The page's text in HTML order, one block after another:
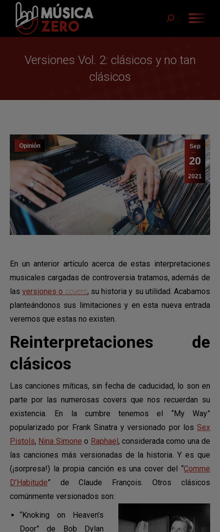
Buscar:
Versiones Vol. 2: clásicos y no tan
clásicos
Sep
20
2021
Opinión
En un anterior artículo acerca de estas interpretaciones
musicales cargadas de controversia tratamos, además de
lasversiones o covers, su historia y su utilidad. Acabamos
planteándonos sus limitaciones y en esta nueva entrada
veremos que estas no existen.
Reinterpretaciones de
clásicos
Las canciones míticas, sin fecha de caducidad, lo son en
parte por las numerosas covers que nos recuerdan su
existencia. En la cumbre tenemos el “My Way”
popularizado por Frank Sinatra y versionado por los Sex
Pistols, Nina Simone o Raphael, considerada como una de
las canciones más versionadas de la historia. Y es que
(¡sorpresa!) la propia canción es una cover del “Comme
D’Habitude” de Claude François. Otros clásicos
comúnmente versionados son:
“Knoking on Heaven’s
Door” de Bob Dylan